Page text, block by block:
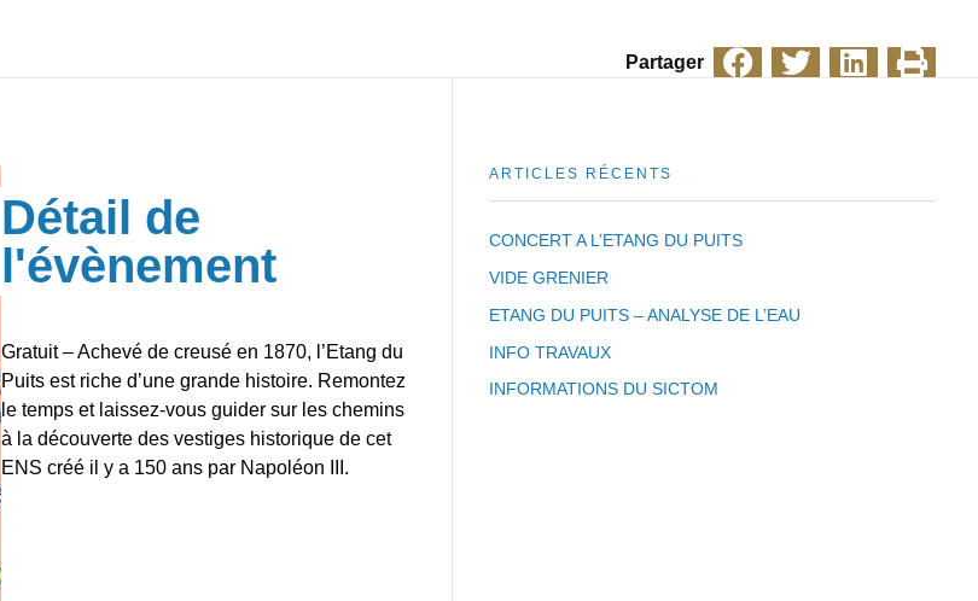
Partager
Détail de
l'évènement
Gratuit – Achevé de creusé en 1870, l’Etang du
Puits est riche d’une grande histoire. Remontez
le temps et laissez-vous guider sur les chemins
à la découverte des vestiges historique de cet
ENS créé il y a 150 ans par Napoléon III.
ARTICLES RÉCENTS
CONCERT A L’ETANG DU PUITS
VIDE GRENIER
ETANG DU PUITS – ANALYSE DE L’EAU
INFO TRAVAUX
INFORMATIONS DU SICTOM